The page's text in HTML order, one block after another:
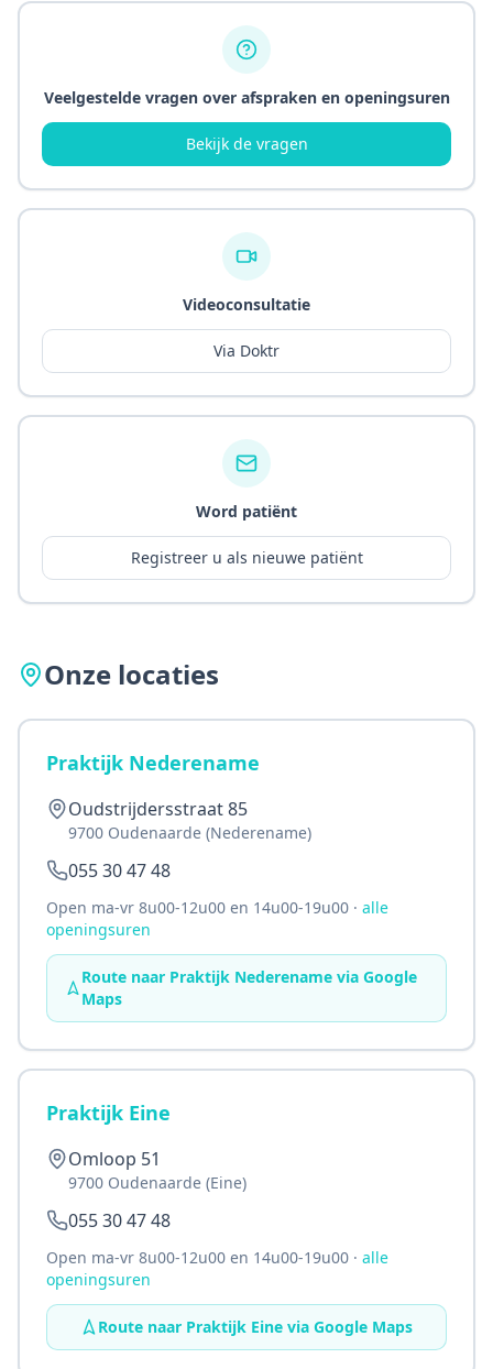
Veelgestelde vragen over afspraken en openingsuren
Bekijk de vragen
Videoconsultatie
Via Doktr
Word patiënt
Registreer u als nieuwe patiënt
Onze locaties
Praktijk Nederename
Oudstrijdersstraat 85
9700 Oudenaarde (Nederename)
055 30 47 48
Open ma-vr 8u00-12u00 en 14u00-19u00 · alle
openingsuren
Route naar Praktijk Nederename via Google
Maps
Praktijk Eine
Omloop 51
9700 Oudenaarde (Eine)
055 30 47 48
Open ma-vr 8u00-12u00 en 14u00-19u00 · alle
openingsuren
Route naar Praktijk Eine via Google Maps